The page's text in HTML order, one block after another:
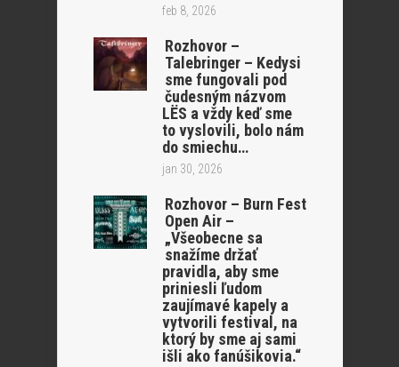
feb 8, 2026
Rozhovor –
Talebringer – Kedysi
sme fungovali pod
čudesným názvom
LËS a vždy keď sme
to vyslovili, bolo nám
do smiechu…
jan 30, 2026
Rozhovor – Burn Fest
Open Air –
„Všeobecne sa
snažíme držať
pravidla, aby sme
priniesli ľudom
zaujímavé kapely a
vytvorili festival, na
ktorý by sme aj sami
išli ako fanúšikovia.“